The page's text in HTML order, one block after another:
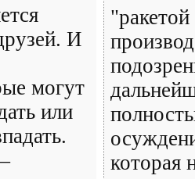
И
могут
или
которая